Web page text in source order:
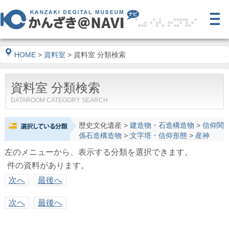
HOME > 資料室 > 資料室 分類検索
資料室 分類検索
DATAROOM CATEGORY SEARCH
歴史文化遺産> 建造物・石造構造物 > 信仰関
係石造構造物 > 文字塔・信仰形態> 産神
左のメニューから、表示する分類を選択できます。
件の資料があります。
次へ
最後へ
次へ 最後へ